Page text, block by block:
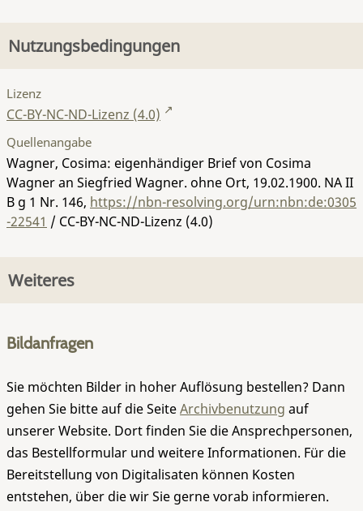
Nutzungsbedingungen
Lizenz
CC-BY-NC-ND-Lizenz (4.0)
Quellenangabe
Wagner, Cosima: eigenhändiger Brief von Cosima
Wagner an Siegfried Wagner. ohne Ort, 19.02.1900. NA II
B g 1 Nr. 146, https://nbn-resolving.org/urn:nbn:de:0305
-22541 / CC-BY-NC-ND-Lizenz (4.0)
Weiteres
Bildanfragen
Sie möchten Bilder in hoher Auflösung bestellen? Dann
gehen Sie bitte auf die SeiteArchivbenutzung auf
unserer Website. Dort finden Sie die Ansprechpersonen,
das Bestellformular und weitere Informationen. Für die
Bereitstellung von Digitalisaten können Kosten
entstehen, über die wir Sie gerne vorab informieren.